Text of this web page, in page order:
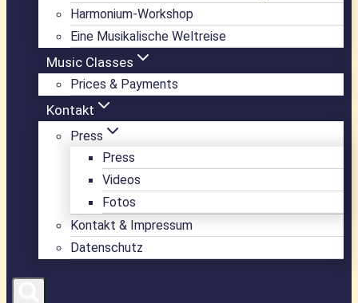
Harmonium-Workshop
Eine Musikalische Weltreise
Music Classes
Prices & Payments
Kontakt
Press
Press
Videos
Fotos
Kontakt & Impressum
Datenschutz